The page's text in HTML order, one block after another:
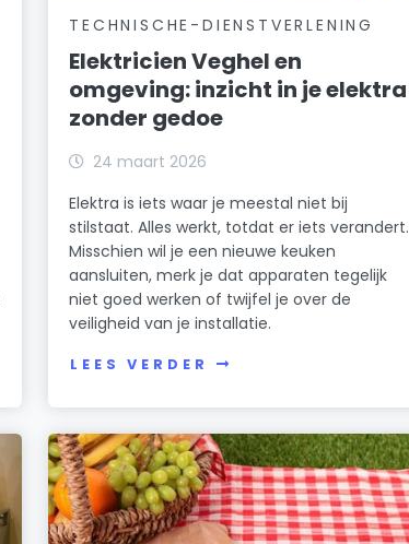
TECHNISCHE-DIENSTVERLENING
Elektricien Veghel en
omgeving: inzicht in je elektra
zonder gedoe
24 maart 2026
Elektra is iets waar je meestal niet bij
stilstaat. Alles werkt, totdat er iets verandert.
Misschien wil je een nieuwe keuken
aansluiten, merk je dat apparaten tegelijk
niet goed werken of twijfel je over de
veiligheid van je installatie.
LEES VERDER